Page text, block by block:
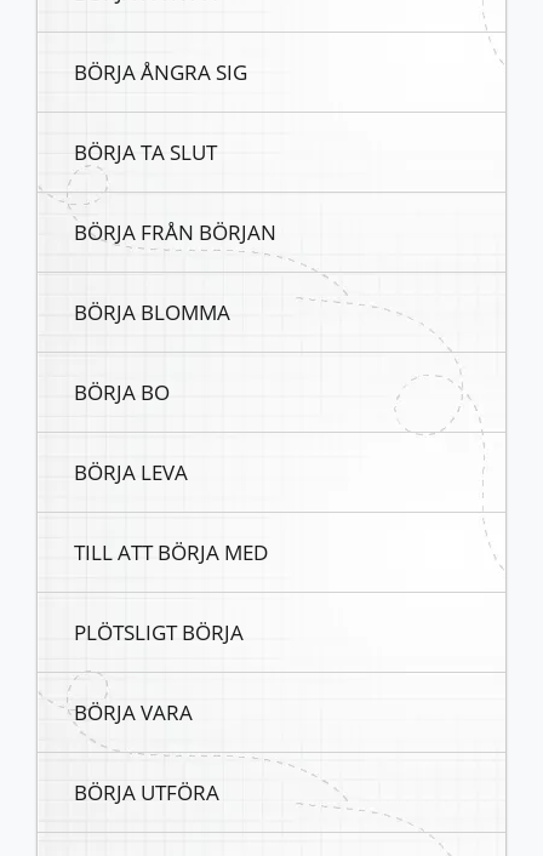
BÖRJA ÅNGRA SIG
BÖRJA TA SLUT
BÖRJA FRÅN BÖRJAN
BÖRJA BLOMMA
BÖRJA BO
BÖRJA LEVA
TILL ATT BÖRJA MED
PLÖTSLIGT BÖRJA
BÖRJA VARA
BÖRJA UTFÖRA